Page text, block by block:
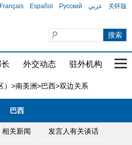
Français Español Русский عربي 关怀版
外交动态 驻外机构 国
>南美洲>巴西>双边关系
巴西
相关新闻 发言人有关谈话